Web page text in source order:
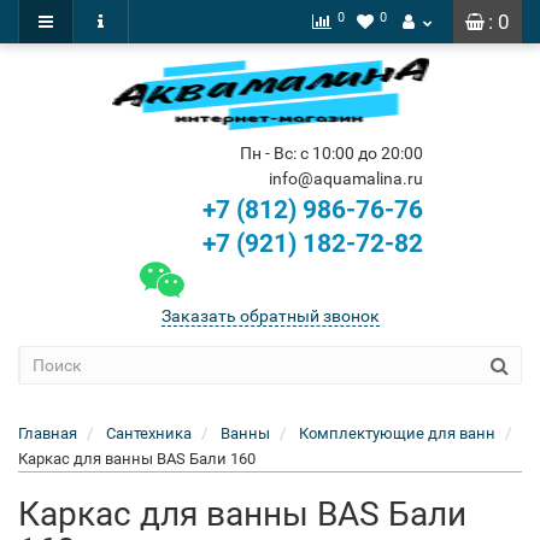
: 0
0 0
Пн - Вс: с 10:00 до 20:00
info@aquamalina.ru
+7 (812) 986-76-76
+7 (921) 182-72-82
Заказать обратный звонок
Главная Сантехника Ванны
Комплектующие для ванн
Каркас для ванны BAS Бали 160
Каркас для ванны BAS Бали